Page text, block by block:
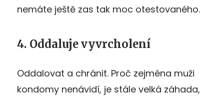
nemáte ještě zas tak moc otestovaného.
4. Oddaluje vyvrcholení
Oddalovat a chránit. Proč zejména muži
kondomy nenávidí, je stále velká záhada,